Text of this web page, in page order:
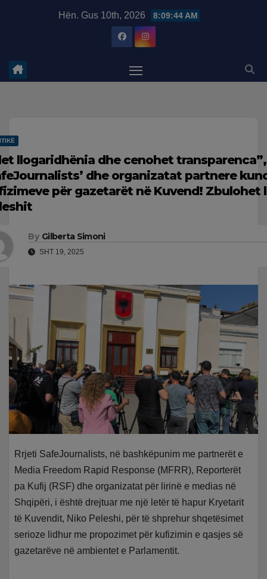
Hën. Gus 10th, 2026 8:09:45 AM
llogaridhënia dhe cenohet
dhe organizatat partnere
për gazetarët në Kuvend! Zbulohet
By Gilberta Simoni
SHT 19, 2025
Rrjeti SafeJournalists, në bashkëpunim me partnerët e
Media Freedom Rapid Response (MFRR), Reporterët
pa Kufij (RSF) dhe organizatat për lirinë e medias në
Shqipëri, i është drejtuar me një letër të hapur Kryetarit
të Kuvendit, Niko Peleshi, për të shprehur shqetësimet
serioze lidhur me propozimet për kufizimin e qasjes së
gazetarëve në ambientet e Parlamentit.